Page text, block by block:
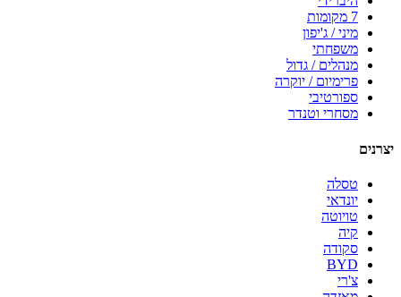
7 מקומות
מיני / ג'יפון
משפחתי
מנהלים / גדול
פרימיום / יוקרה
ספורטיבי
מסחרי וטנדר
יצרנים
טסלה
יונדאי
טויוטה
קיה
סקודה
BYD
צ'רי